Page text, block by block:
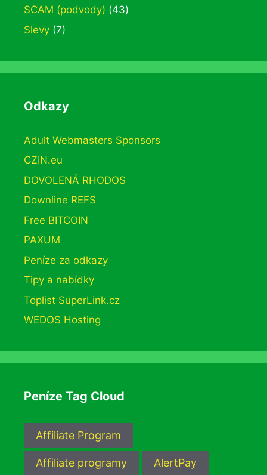
SCAM (podvody) (43)
Slevy (7)
Odkazy
Adult Webmasters Sponsors
CZIN.eu
DOVOLENÁ RHODOS
Downline REFS
Free BITCOIN
PAXUM
Peníze za odkazy
Tipy a nabídky
Toplist SuperLink.cz
WEDOS Hosting
Peníze Tag Cloud
Affiliate Program
Affiliate programy AlertPay